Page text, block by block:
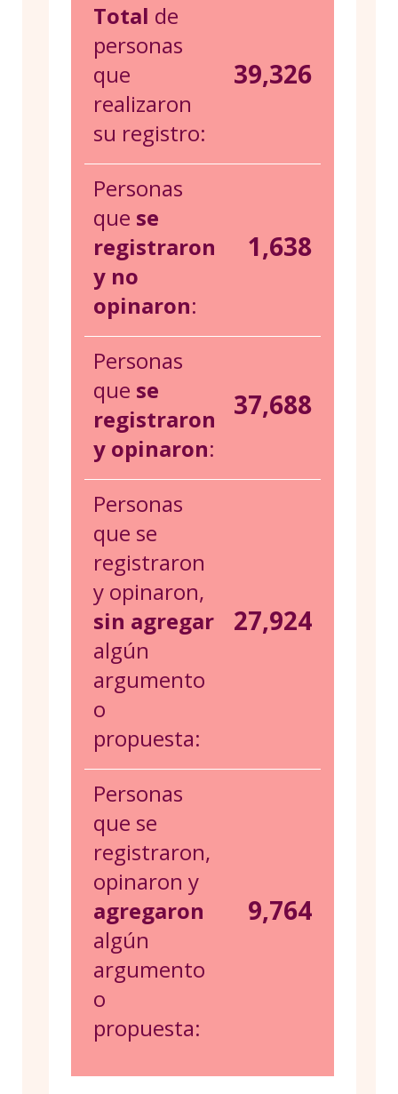
Total de
personas
que
realizaron
su registro:
39,326
Personas
que se
registraron
y no
opinaron:
1,638
Personas
que se
registraron
y opinaron:
37,688
Personas
que se
registraron
y opinaron,
sin agregar
algún
argumento
o
propuesta:
27,924
Personas
que se
registraron,
opinaron y
agregaron
algún
argumento
o
propuesta:
9,764